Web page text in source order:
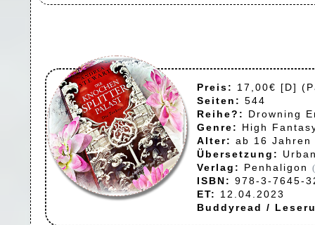
Preis:
17,00€ [D]
Seiten: 544
Reihe?:
Drowning
Genre:
High
Alter: ab 16 Jahren
Übersetzung:
Verlag:
Penhaligon
ISBN: 978-3-7645-
ET:
12.04.2023
Buddyread /